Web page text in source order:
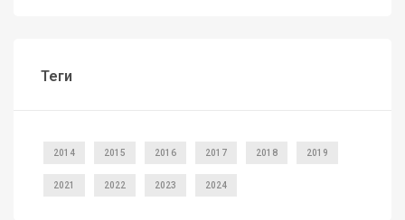
Теги
2014 2015 2016 2017 2018 2019
2021 2022 2023 2024